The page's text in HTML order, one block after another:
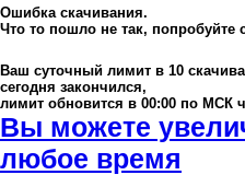
Ошибка скачивания.
Что то пошло не так, попробуйте
Ваш суточный лимит в 10
сегодня закончился,
лимит обновится в 00:00 по МСК
Вы можете
любое время